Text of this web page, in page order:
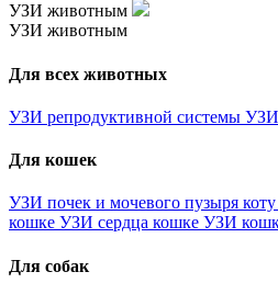
УЗИ животным
УЗИ животным
Для всех животных
УЗИ репродуктивной системы УЗИ
Для кошек
УЗИ почек и мочевого пузыря коту
кошке УЗИ сердца кошке УЗИ
Для собак